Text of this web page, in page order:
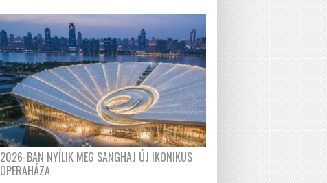
2026-BAN NYÍLIK MEG SANGHAJ ÚJ IKONIKUS
OPERAHÁZA